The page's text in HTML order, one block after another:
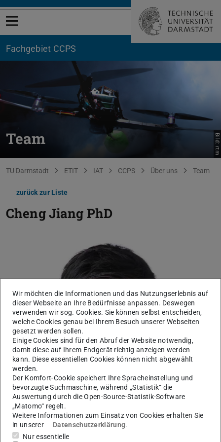
Menü öffnen
Fachgebiet CCPS
Team Bild: rtm
Sie befinden sich hier:
TU Darmstadt ETIT IAT CCPS Über uns Team
zurück zur Liste
Cheng Jiang PhD
Wir möchten die Informationen und das Nutzungserlebnis auf
dieser Webseite an Ihre Bedürfnisse anpassen. Deswegen
verwenden wir sog. Cookies. Sie können selbst entscheiden,
welche Cookies genau bei Ihrem Besuch unserer Webseiten
gesetzt werden sollen.
Einige Cookies sind für den Abruf der Website notwendig,
damit diese auf Ihrem Endgerät richtig anzeigen werden
kann. Diese essentiellen Cookies können nicht abgewählt
werden.
Der Komfort-Cookie speichert Ihre Spracheinstellung und
bevorzugte Suchmaschine, während „Statistik“ die
Auswertung durch die Open-Source-Statistik-Software
„Matomo“ regelt.
Weitere Informationen zum Einsatz von Cookies erhalten Sie
in unserer
Datenschutzerklärung.
Nur essentielle